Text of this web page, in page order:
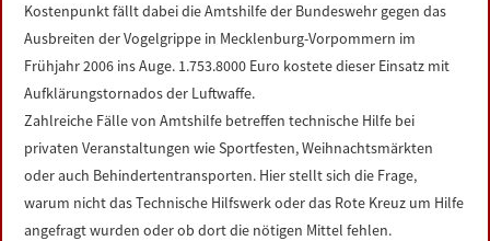
Kostenpunkt fällt dabei die Amtshilfe der Bundeswehr gegen das
Ausbreiten der Vogelgrippe in Mecklenburg-Vorpommern im
Frühjahr 2006 ins Auge. 1.753.8000 Euro kostete dieser Einsatz mit
Aufklärungstornados der Luftwaffe.
Zahlreiche Fälle von Amtshilfe betreffen technische Hilfe bei
privaten Veranstaltungen wie Sportfesten, Weihnachtsmärkten
oder auch Behindertentransporten. Hier stellt sich die Frage,
warum nicht das Technische Hilfswerk oder das Rote Kreuz um Hilfe
angefragt wurden oder ob dort die nötigen Mittel fehlen.